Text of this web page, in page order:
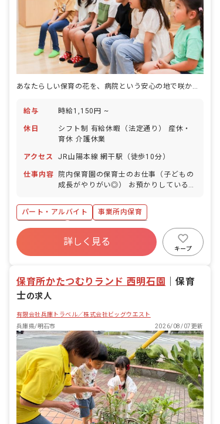
あなたらしい保育の花を、病院という安心の地で咲かせませんか
給与 時給1,150円 ~
休日
シフト制 有給休暇（法定通り） 産休・
育休 介護休業
アクセス JR山陽本線 網干駅（徒歩10分）
仕事内容
院内保育園の保育士のお仕事（子どもの
成長がやりがい◎） お預かりしている子
食事・睡眠・排泄・清潔・衣類の着脱等
・集団生活を通じた社会性の装着 ・行事
の計画・実行、お知らせの作成
パート・アルバイト
事業所内保育
WEB面接OK
有給
福利厚生充実
産休育休制度
未経験歓迎
詳しく見る
キープ
保育所かたつむりランド 西明石園
保育
士の求人
有限会社兵庫トラベル／株式会社ビッグウエスト
兵庫県/明石市
2026/08/07更新